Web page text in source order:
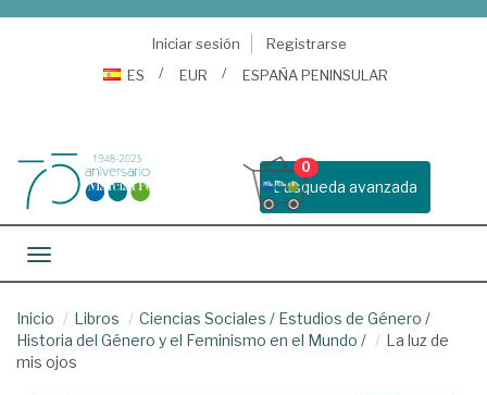
Iniciar sesión
Registrarse
ES
EUR ESPAÑA PENINSULAR
Busqueda avanzada
0
Toggle navigation
Inicio Libros Ciencias Sociales / Estudios de Género /
Historia del Género y el Feminismo en el Mundo /
La luz de
mis ojos